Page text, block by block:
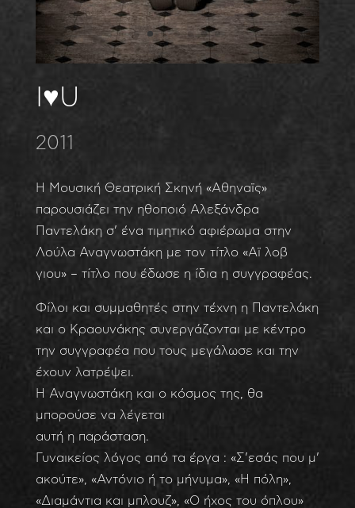
I♥️U
2011
Η Μουσική Θεατρική Σκηνή «Αθηναϊς»
παρουσιάζει την ηθοποιό Αλεξάνδρα
Παντελάκη σ’ ένα τιμητικό αφιέρωμα στην
Λούλα Αναγνωστάκη με τον τίτλο «Αϊ λοβ
γιου» – τίτλο που έδωσε η ίδια η συγγραφέας.
Φίλοι και συμμαθητές στην τέχνη η Παντελάκη
και ο Κραουνάκης συνεργάζονται με κέντρο
την συγγραφέα που τους μεγάλωσε και την
έχουν λατρέψει.
Η Αναγνωστάκη και ο κόσμος της, θα
μπορούσε να λέγεται
αυτή η παράσταση.
Γυναικείος λόγος από τα έργα : «Σ’εσάς που μ’
ακούτε», «Αντόνιο ή το μήνυμα», «Η πόλη»,
«Διαμάντια και μπλουζ», «Ο ήχος του όπλου»